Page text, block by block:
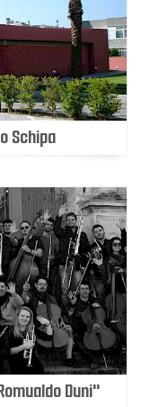
Schipa
Duni"